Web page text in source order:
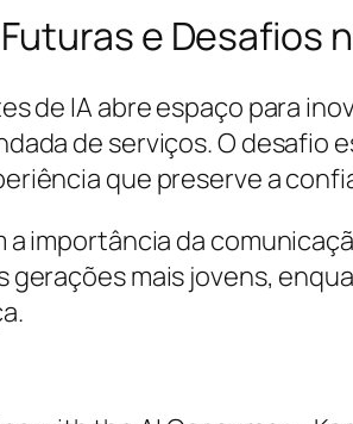
e Desafios
de IA abre espaço para
de serviços. O desafio
que preserve a
importância da
mais jovens,